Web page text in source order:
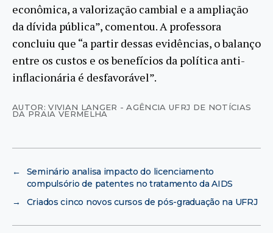
econômica, a valorização cambial e a ampliação
da dívida pública”, comentou. A professora
concluiu que “a partir dessas evidências, o balanço
entre os custos e os benefícios da política anti-
inflacionária é desfavorável”.
AUTOR: VIVIAN LANGER - AGÊNCIA UFRJ DE NOTÍCIAS
DA PRAIA VERMELHA
←
Seminário analisa impacto do licenciamento
compulsório de patentes no tratamento da AIDS
→
Criados cinco novos cursos de pós-graduação na UFRJ